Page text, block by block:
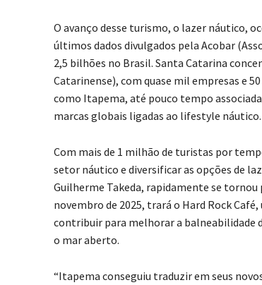
O avanço desse turismo, o lazer náutico,
últimos dados divulgados pela Acobar
2,5 bilhões no Brasil. Santa Catarina
Catarinense), com quase mil empresas e
como Itapema, até pouco tempo
marcas globais ligadas ao lifestyle náutico.
Com mais de 1 milhão de turistas por
setor náutico e diversificar as opções de
Guilherme Takeda, rapidamente se
novembro de 2025, trará o Hard Rock
contribuir para melhorar a balneabilidade
o mar aberto.
“Itapema conseguiu traduzir em seus